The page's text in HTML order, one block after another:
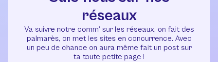
réseaux
Va suivre notre comm’ sur les réseaux, on fait des
palmarès, on met les sites en concurrence. Avec
un peu de chance on aura même fait un post sur
ta toute petite page !